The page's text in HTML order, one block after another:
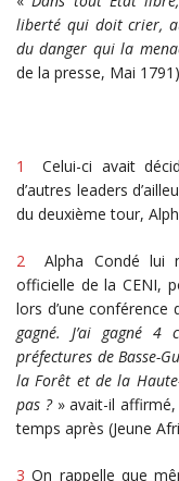
liberté qui doit crier,
du danger qui la
de la presse, Mai
1
Celui-ci avait
d’autres leaders
du deuxième tour,
2 Alpha Condé lui
officielle de la CENI,
lors d’une conférence
gagné.
J’ai gagné 4
préfectures de Basse-
la Forêt et de la
pas ? » avait-il
temps après (Jeune
3 On rappelle que